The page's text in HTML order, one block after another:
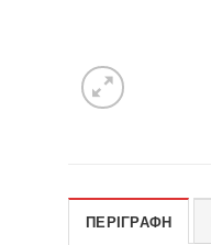
ΠΕΡΙΓΡΑΦΉ